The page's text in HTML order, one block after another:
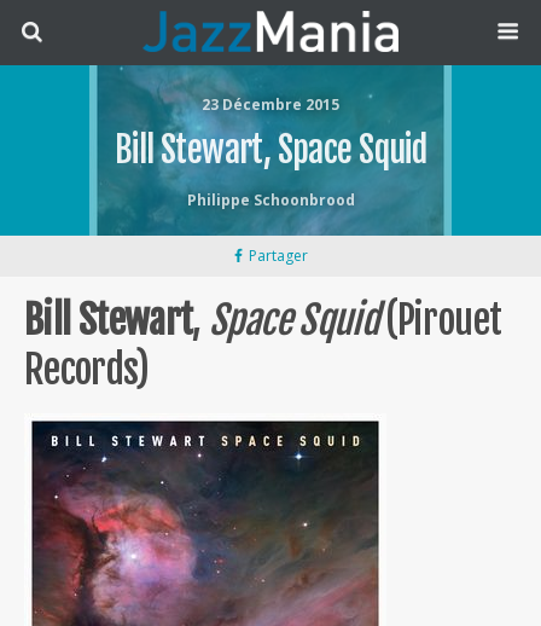
23 Décembre 2015
Bill Stewart, Space Squid
Philippe Schoonbrood
Partager
Bill Stewart, Space Squid(Pirouet
Records)